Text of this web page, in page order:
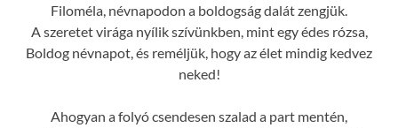
Filoméla, névnapodon a boldogság dalát zengjük.
A szeretet virága nyílik szívünkben, mint egy édes rózsa,
Boldog névnapot, és reméljük, hogy az élet mindig kedvez
neked!
Ahogyan a folyó csendesen szalad a part mentén,